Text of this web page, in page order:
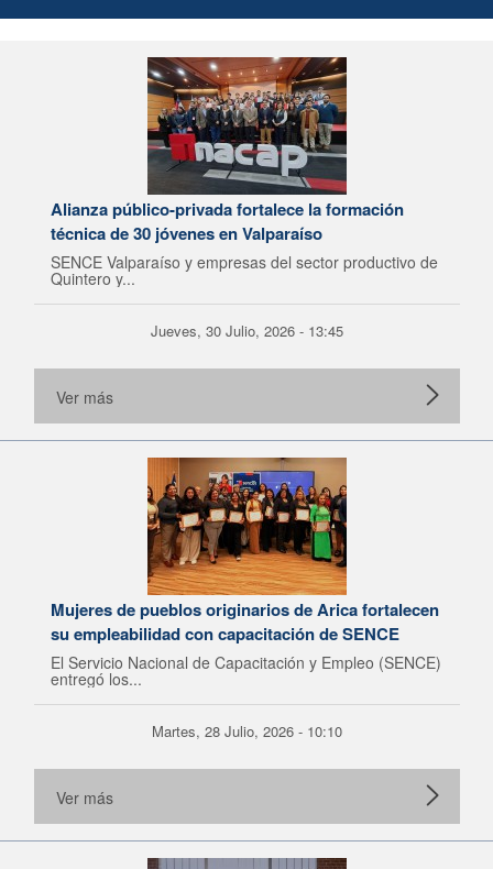
Alianza público-privada fortalece la formación
técnica de 30 jóvenes en Valparaíso
SENCE Valparaíso y empresas del sector productivo de
Quintero y...
Jueves, 30 Julio, 2026 - 13:45
Ver más
Mujeres de pueblos originarios de Arica fortalecen
su empleabilidad con capacitación de SENCE
El Servicio Nacional de Capacitación y Empleo (SENCE)
entregó los...
Martes, 28 Julio, 2026 - 10:10
Ver más